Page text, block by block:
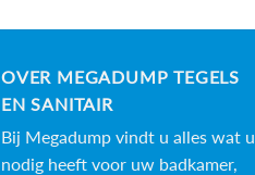
OVER MEGADUMP TEGELS
EN SANITAIR
Bij Megadump vindt u alles wat u
nodig heeft voor uw badkamer,